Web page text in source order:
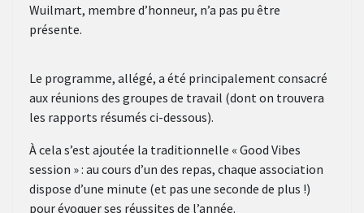
Wuilmart, membre d’honneur, n’a pas pu être
présente.
Le programme, allégé, a été principalement consacré
aux réunions des groupes de travail (dont on trouvera
les rapports résumés ci-dessous).
À cela s’est ajoutée la traditionnelle « Good Vibes
session » : au cours d’un des repas, chaque association
dispose d’une minute (et pas une seconde de plus !)
pour évoquer ses réussites de l’année.